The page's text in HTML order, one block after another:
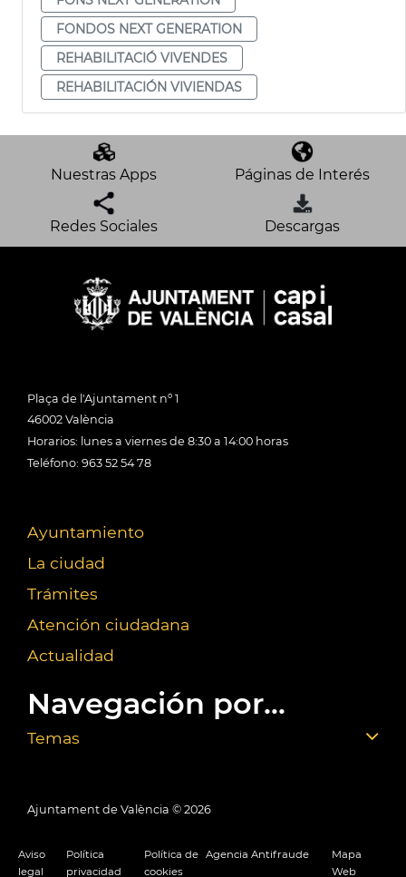
FONDOS NEXT GENERATION
REHABILITACIÓ VIVENDES
REHABILITACIÓN VIVIENDAS
Nuestras Apps Páginas de Interés
Redes Sociales Descargas
Plaça de l'Ajuntament nº 1
46002 València
Horarios: lunes a viernes de 8:30 a 14:00 horas
Teléfono: 963 52 54 78
Ayuntamiento
La ciudad
Trámites
Atención ciudadana
Actualidad
Navegación por...
Temas
Ajuntament de València © 2026
Aviso
legal
Política
privacidad
Política de
cookies
Agencia Antifraude
Mapa
Web